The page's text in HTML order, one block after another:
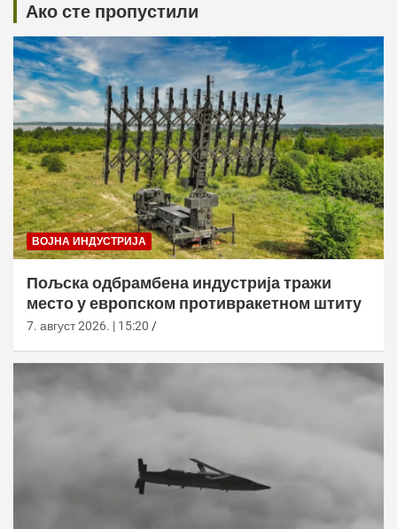
Ако сте пропустили
ВОЈНА ИНДУСТРИЈА
Пољска одбрамбена индустрија тражи
место у европском противракетном штиту
7. август 2026. | 15:20